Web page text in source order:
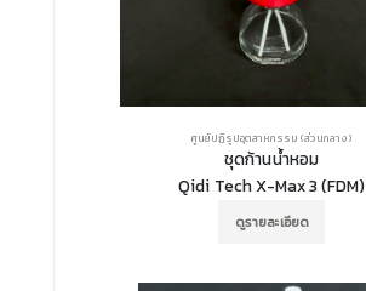
ศูนย์ปฏิรูปอุตสาหกรรม (ส่วนกลาง)
ชุดก้านน้ำหอม
Qidi Tech X-Max 3 (FDM)
ดูรายละเอียด